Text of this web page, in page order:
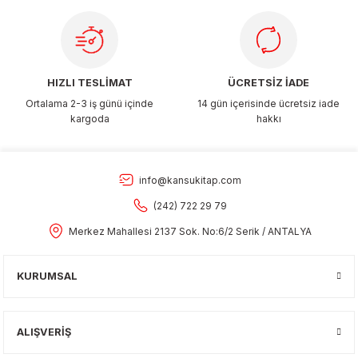
HIZLI TESLİMAT
Ortalama 2-3 iş günü içinde
kargoda
ÜCRETSİZ İADE
14 gün içerisinde ücretsiz iade
hakkı
info@kansukitap.com
(242) 722 29 79
Merkez Mahallesi 2137 Sok. No:6/2 Serik / ANTALYA
KURUMSAL
ALIŞVERİŞ